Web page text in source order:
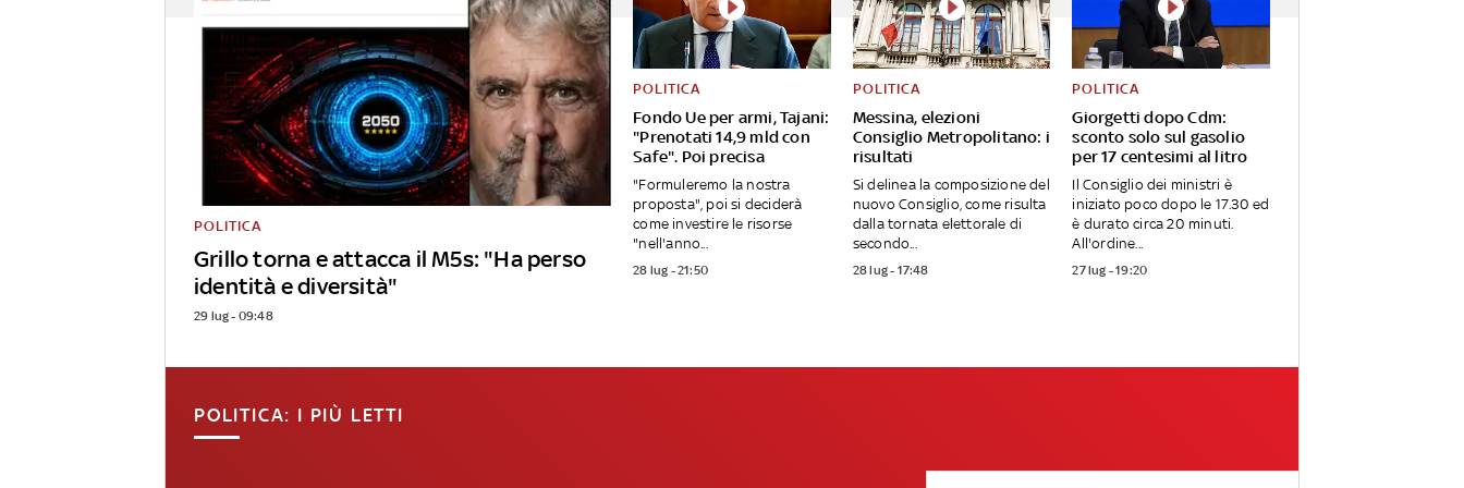
Grillo torna e attacca il M5s: "Ha perso
identità e diversità"
POLITICA
29 lug - 09:48
Fondo Ue per armi, Tajani:
"Prenotati 14,9 mld con
Safe". Poi precisa
POLITICA
"Formuleremo la nostra
proposta", poi si deciderà
come investire le risorse
"nell'anno...
28 lug - 21:50
Messina, elezioni
Consiglio Metropolitano: i
risultati
POLITICA
Si delinea la composizione del
nuovo Consiglio, come risulta
dalla tornata elettorale di
secondo...
28 lug - 17:48
Giorgetti dopo Cdm:
sconto solo sul gasolio
per 17 centesimi al litro
POLITICA
Il Consiglio dei ministri è
iniziato poco dopo le 17.30 ed
è durato circa 20 minuti.
All'ordine...
27 lug - 19:20
POLITICA: I PIÙ LETTI